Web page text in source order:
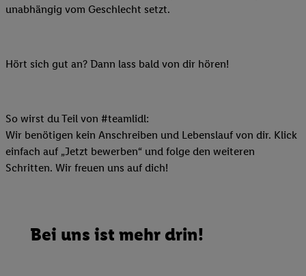
unabhängig vom Geschlecht setzt.
Hört sich gut an? Dann lass bald von dir hören!
So wirst du Teil von #teamlidl:
Wir benötigen kein Anschreiben und Lebenslauf von dir. Klick
einfach auf „Jetzt bewerben“ und folge den weiteren
Schritten. Wir freuen uns auf dich!
Bei uns ist mehr drin!